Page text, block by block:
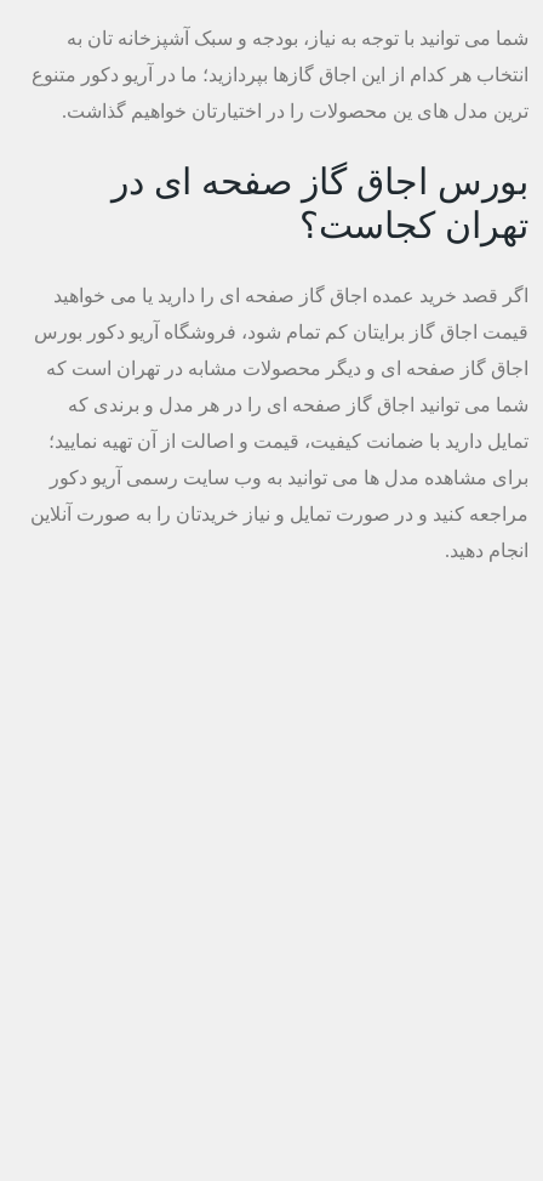
شما می توانید با توجه به نیاز، بودجه و سبک آشپزخانه تان به
انتخاب هر کدام از این اجاق گازها بپردازید؛ ما در آریو دکور متنوع
ترین مدل های ین محصولات را در اختیارتان خواهیم گذاشت.
بورس اجاق گاز صفحه ای در
تهران کجاست؟
اگر قصد خرید عمده اجاق گاز صفحه ای را دارید یا می خواهید
قیمت اجاق گاز برایتان کم تمام شود، فروشگاه آریو دکور بورس
اجاق گاز صفحه ای و دیگر محصولات مشابه در تهران است که
شما می توانید اجاق گاز صفحه ای را در هر مدل و برندی که
تمایل دارید با ضمانت کیفیت، قیمت و اصالت از آن تهیه نمایید؛
برای مشاهده مدل ها می توانید به وب سایت رسمی آریو دکور
مراجعه کنید و در صورت تمایل و نیاز خریدتان را به صورت آنلاین
انجام دهید.